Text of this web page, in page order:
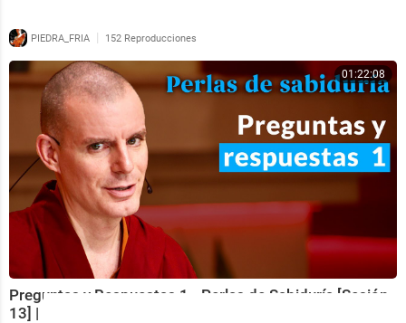
PIEDRA_FRIA | 152 Reproducciones
01:22:08
Preguntas y Respuestas 1 - Perlas de Sabiduría [Sesión
13] | Lama Rinchen